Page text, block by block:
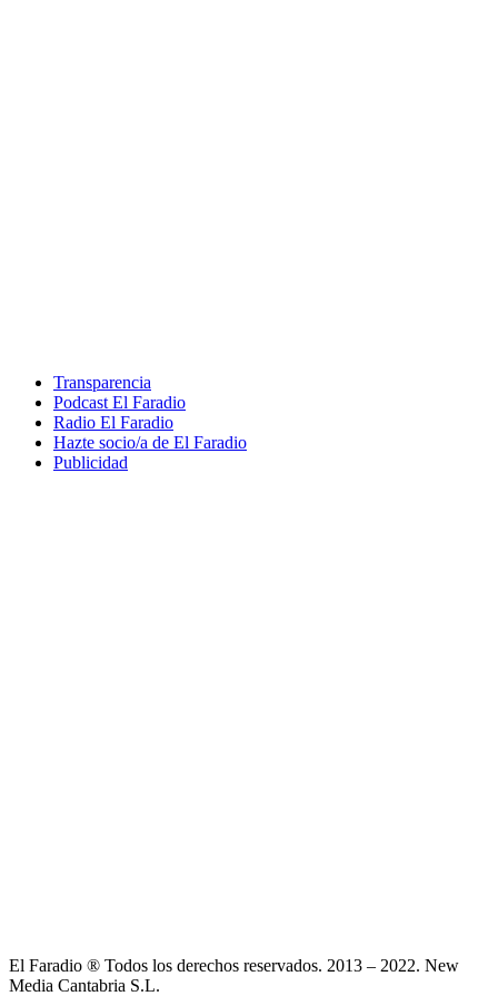
Transparencia
Podcast El Faradio
Radio El Faradio
Hazte socio/a de El Faradio
Publicidad
El Faradio ® Todos los derechos reservados. 2013 – 2022. New
Media Cantabria S.L.